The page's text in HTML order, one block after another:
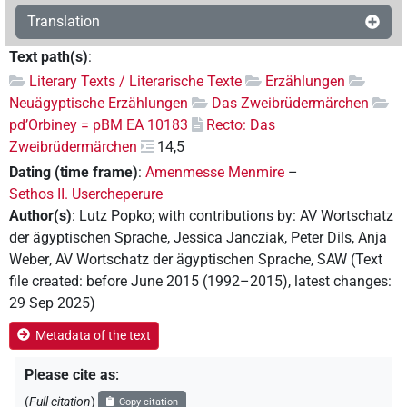
Translation
Text path(s):
Literary Texts / Literarische Texte
Erzählungen
Neuägyptische Erzählungen
Das Zweibrüdermärchen
pd’Orbiney = pBM EA 10183
Recto: Das
Zweibrüdermärchen
14,5
Dating (time frame): Amenmesse Menmire –
Sethos II. Usercheperure
Author(s): Lutz Popko; with contributions by: AV Wortschatz
der ägyptischen Sprache, Jessica Jancziak, Peter Dils, Anja
Weber, AV Wortschatz der ägyptischen Sprache, SAW (Text
file created: before June 2015 (1992–2015), latest changes:
29 Sep 2025)
Metadata of the text
Please cite as:
(Full citation) Copy citation